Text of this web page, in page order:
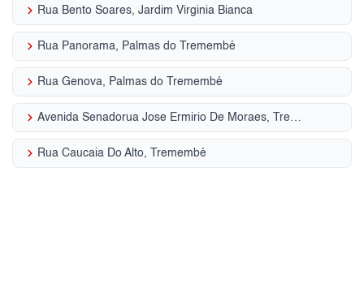
keyboard_arrow_right Rua Bento Soares, Jardim Virginia Bianca
keyboard_arrow_right Rua Panorama, Palmas do Tremembé
keyboard_arrow_right Rua Genova, Palmas do Tremembé
keyboard_arrow_right Avenida Senadorua Jose Ermirio De Moraes, Tremembé
keyboard_arrow_right Rua Caucaia Do Alto, Tremembé